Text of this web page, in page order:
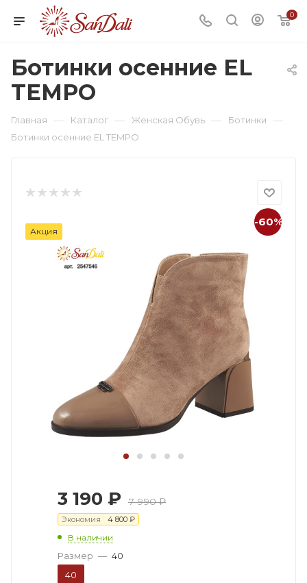
0
Ботинки осенние EL
TEMPO
Главная — Каталог — Женская Обувь — Ботинки —
Ботинки осенние EL TEMPO
-60%
Акция
3 190 ₽ 7 990₽
Экономия 4 800 ₽
В наличии
Размер — 40
40